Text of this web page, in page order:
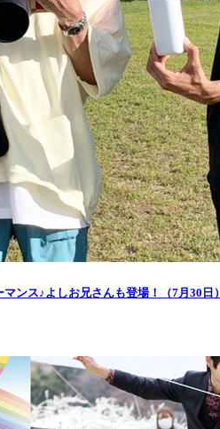
ンス♪よしお兄さんも登場！（7月30日）